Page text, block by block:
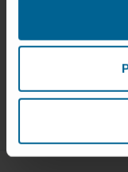
Síguenos